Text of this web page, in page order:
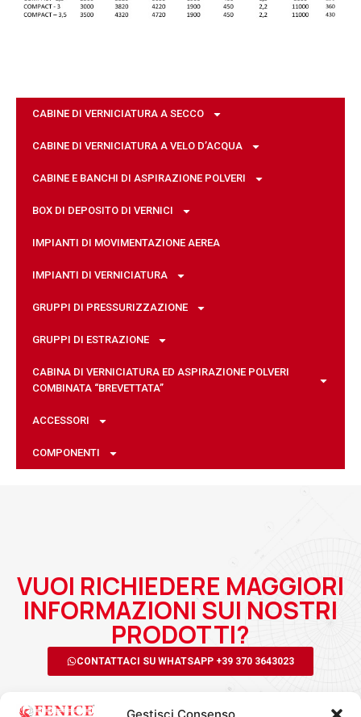
CABINE DI VERNICIATURA A SECCO
CABINE DI VERNICIATURA A VELO D’ACQUA
CABINE E BANCHI DI ASPIRAZIONE POLVERI
BOX DI DEPOSITO DI VERNICI
IMPIANTI DI MOVIMENTAZIONE AEREA
IMPIANTI DI VERNICIATURA
GRUPPI DI PRESSURIZZAZIONE
GRUPPI DI ESTRAZIONE
CABINA DI VERNICIATURA ED ASPIRAZIONE POLVERI
COMBINATA “BREVETTATA”
ACCESSORI
COMPONENTI
VUOI RICHIEDERE MAGGIORI
INFORMAZIONI SUI NOSTRI
PRODOTTI?
CONTATTACI SU WHATSAPP +39 370 3643023